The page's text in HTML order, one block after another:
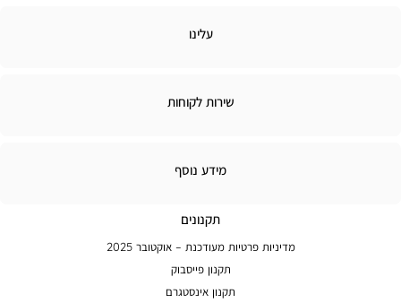
עלינו
שירות לקוחות
מידע
מידע נוסף
תקנונים
מדיניות פרטיות מעודכנת – אוקטובר 2025
תקנון פייסבוק
תקנון אינסטגרם